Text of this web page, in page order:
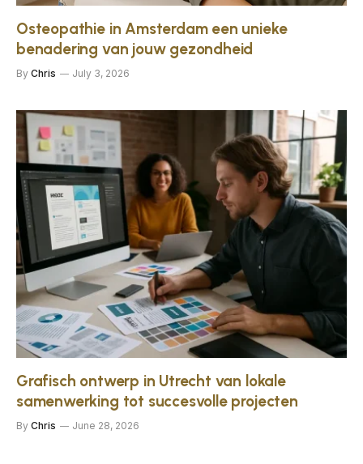
Osteopathie in Amsterdam een unieke
benadering van jouw gezondheid
By Chris July 3, 2026
Grafisch ontwerp in Utrecht van lokale
samenwerking tot succesvolle projecten
By Chris June 28, 2026